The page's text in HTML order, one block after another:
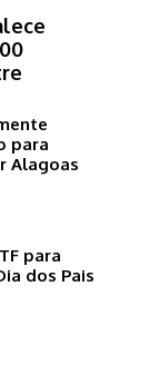
para
Alagoas
para
dos Pais